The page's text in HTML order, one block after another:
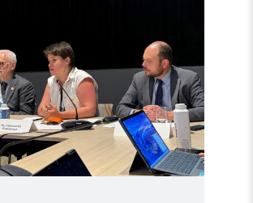
Haag
til
«People
First»"